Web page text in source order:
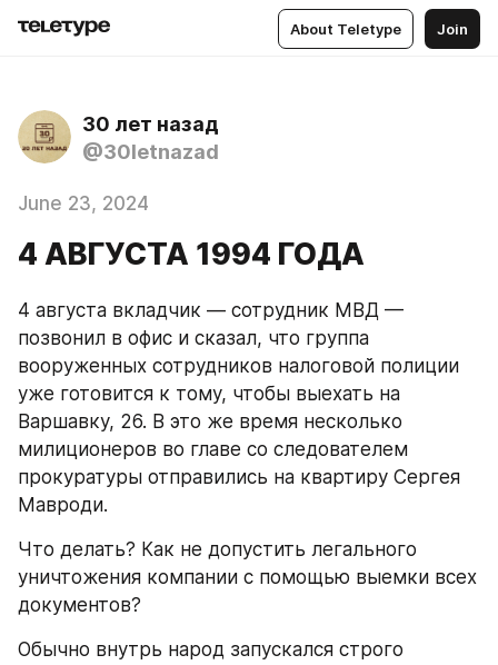
About Teletype Join
30 лет назад
@30letnazad
June 23, 2024
4 АВГУСТА 1994 ГОДА
4 августа вкладчик — сотрудник МВД —
позвонил в офис и сказал, что группа
вооруженных сотрудников налоговой полиции
уже готовится к тому, чтобы выехать на
Варшавку, 26. В это же время несколько
милиционеров во главе со следователем
прокуратуры отправились на квартиру Сергея
Мавроди.
Что делать? Как не допустить легального
уничтожения компании с помощью выемки всех
документов?
Обычно внутрь народ запускался строго